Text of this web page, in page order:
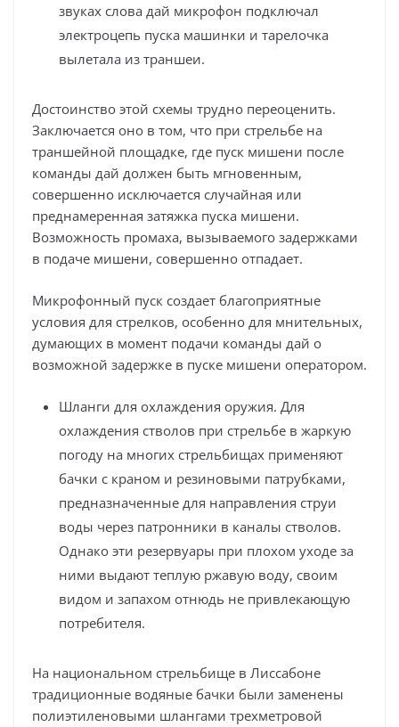
звуках слова дай микрофон подключал
электроцепь пуска машинки и тарелочка
вылетала из траншеи.
Достоинство этой схемы трудно переоценить.
Заключается оно в том, что при стрельбе на
траншейной площадке, где пуск мишени после
команды дай должен быть мгновенным,
совершенно исключается случайная или
преднамеренная затяжка пуска мишени.
Возможность промаха, вызываемого задержками
в подаче мишени, совершенно отпадает.
Микрофонный пуск создает благоприятные
условия для стрелков, особенно для мнительных,
думающих в момент подачи команды дай о
возможной задержке в пуске мишени оператором.
Шланги для охлаждения оружия. Для
охлаждения стволов при стрельбе в жаркую
погоду на многих стрельбищах применяют
бачки с краном и резиновыми патрубками,
предназначенные для направления струи
воды через патронники в каналы стволов.
Однако эти резервуары при плохом уходе за
ними выдают теплую ржавую воду, своим
видом и запахом отнюдь не привлекающую
потребителя.
На национальном стрельбище в Лиссабоне
традиционные водяные бачки были заменены
полиэтиленовыми шлангами трехметровой